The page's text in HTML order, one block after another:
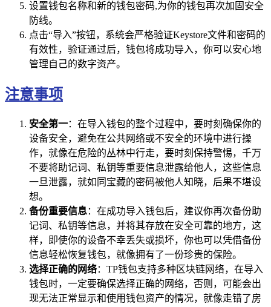
设置钱包名称和新的钱包密码,为你的钱包再次加固安全
防线。
点击“导入”按钮，系统会严格验证Keystore文件和密码的
有效性，验证通过后，钱包将成功导入，你可以安心地
管理自己的数字资产。
注意事项
安全第一：在导入钱包的整个过程中，要时刻确保你的
设备安全，避免在公共网络或不安全的环境中进行操
作，就像在危险的丛林中行走，要时刻保持警惕，千万
不要将助记词、私钥等重要信息泄露给他人，这些信息
一旦泄露，就如同宝藏的密码被他人知晓，后果不堪设
想。
备份重要信息：在成功导入钱包后，建议你再次备份助
记词、私钥等信息，并将其存放在安全可靠的地方，这
样，即使你的设备不幸丢失或损坏，你也可以凭借备份
信息轻松恢复钱包，就像拥有了一份珍贵的保险。
选择正确的网络：TP钱包支持多种区块链网络，在导入
钱包时，一定要确保选择正确的网络，否则，可能会出
现无法正常显示和使用钱包资产的情况，就像走错了房